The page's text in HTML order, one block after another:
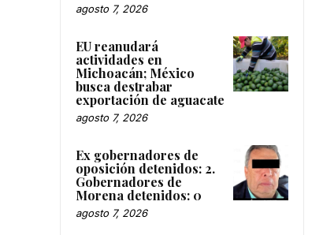
agosto 7, 2026
EU reanudará
actividades en
Michoacán; México
busca destrabar
exportación de aguacate
agosto 7, 2026
Ex gobernadores de
oposición detenidos: 2.
Gobernadores de
Morena detenidos: 0
agosto 7, 2026